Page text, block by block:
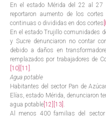
En el estado Mérida del 22 al 27
reportaron aumento de los
continuas o divididas en dos cortes
En el estado Trujillo comunidades
y Sucre denunciaron no contar
debido a daños en
remplazados por trabajadores de
[10] [11] .
Agua potable
Habitantes del sector Pan de
Elías, estado Mérida, denunciaron
agua potable [12] [13] .
Al menos 400 familias del